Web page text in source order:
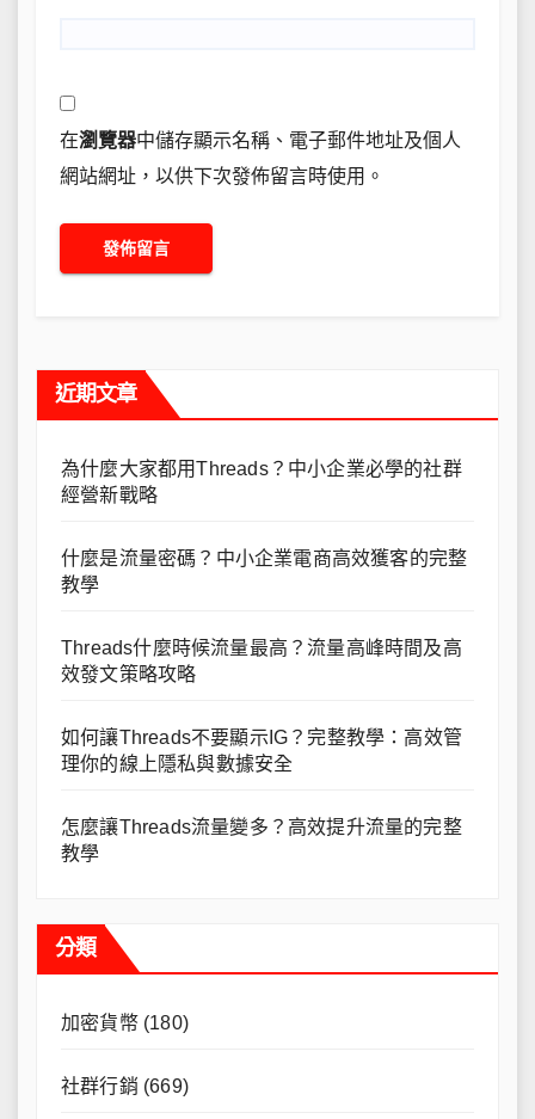
在瀏覽器中儲存顯示名稱、電子郵件地址及個人
網站網址，以供下次發佈留言時使用。
近期文章
為什麼大家都用Threads？中小企業必學的社群
經營新戰略
什麼是流量密碼？中小企業電商高效獲客的完整
教學
Threads什麼時候流量最高？流量高峰時間及高
效發文策略攻略
如何讓Threads不要顯示IG？完整教學：高效管
理你的線上隱私與數據安全
怎麼讓Threads流量變多？高效提升流量的完整
教學
分類
加密貨幣(180)
社群行銷 (669)